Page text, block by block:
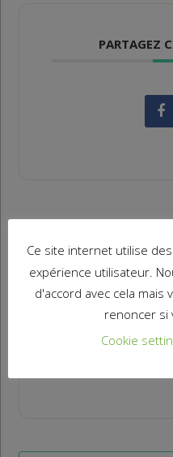
PARTAGEZ
+ Ajouter à
+
Ce site internet utilise
expérience utilisateur.
d'accord avec cela mais
renoncer si
Cookie